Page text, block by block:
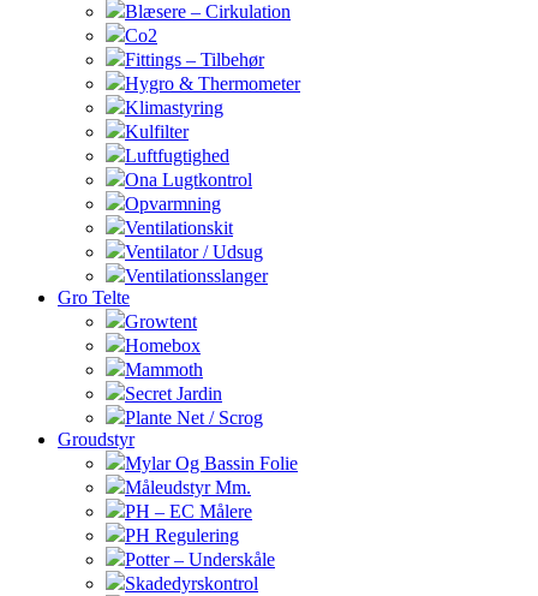
Blæsere – Cirkulation
Co2
Fittings – Tilbehør
Hygro & Thermometer
Klimastyring
Kulfilter
Luftfugtighed
Ona Lugtkontrol
Opvarmning
Ventilationskit
Ventilator / Udsug
Ventilationsslanger
Gro Telte
Growtent
Homebox
Mammoth
Secret Jardin
Plante Net / Scrog
Groudstyr
Mylar Og Bassin Folie
Måleudstyr Mm.
PH – EC Målere
PH Regulering
Potter – Underskåle
Skadedyrskontrol